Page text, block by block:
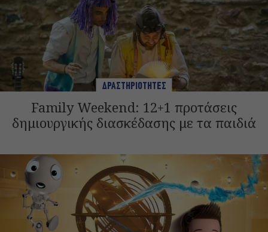
ΔΡΑΣΤΗΡΙΟΤΗΤΕΣ
Family Weekend: 12+1 προτάσεις
δημιουργικής διασκέδασης με τα παιδιά